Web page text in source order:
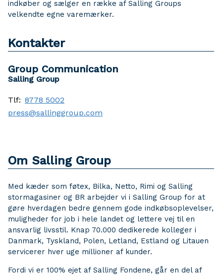
indkøber og sælger en række af Salling Groups
velkendte egne varemærker.
Kontakter
Group Communication
Salling Group
Tlf: 8778 5002
press@sallinggroup.com
Om Salling Group
Med kæder som føtex, Bilka, Netto, Rimi og Salling
stormagasiner og BR arbejder vi i Salling Group for at
gøre hverdagen bedre gennem gode indkøbsoplevelser,
muligheder for job i hele landet og lettere vej til en
ansvarlig livsstil. Knap 70.000 dedikerede kolleger i
Danmark, Tyskland, Polen, Letland, Estland og Litauen
servicerer hver uge millioner af kunder.
Fordi vi er 100% ejet af Salling Fondene, går en del af